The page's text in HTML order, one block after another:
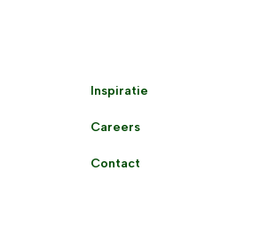
Inspiratie
Careers
Contact